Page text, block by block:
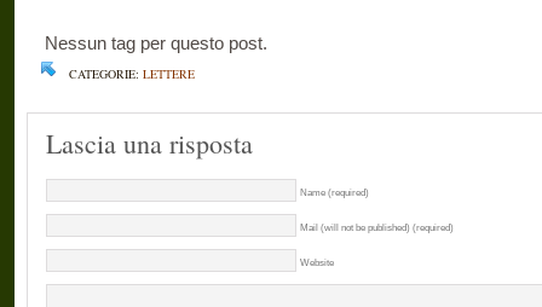
Nessun tag per questo post.
CATEGORIE: LETTERE
Lascia una risposta
Name (required)
Mail (will not be published) (required)
Website